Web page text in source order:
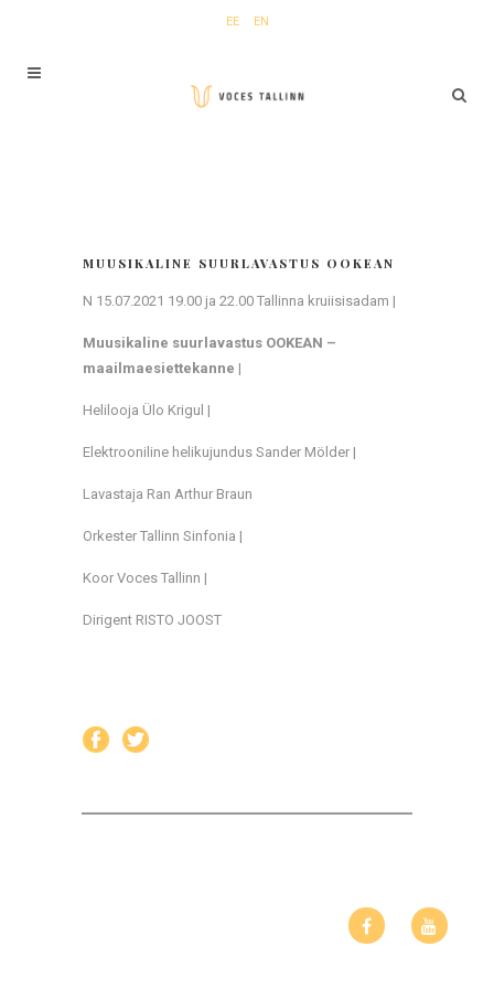
EE EN
MUUSIKALINE SUURLAVASTUS OOKEAN
N 15.07.2021 19.00 ja 22.00 Tallinna kruiisisadam |
Muusikaline suurlavastus OOKEAN –
maailmaesiettekanne |
Helilooja Ülo Krigul |
Elektrooniline helikujundus Sander Mölder |
Lavastaja Ran Arthur Braun
Orkester Tallinn Sinfonia |
Koor Voces Tallinn |
Dirigent RISTO JOOST